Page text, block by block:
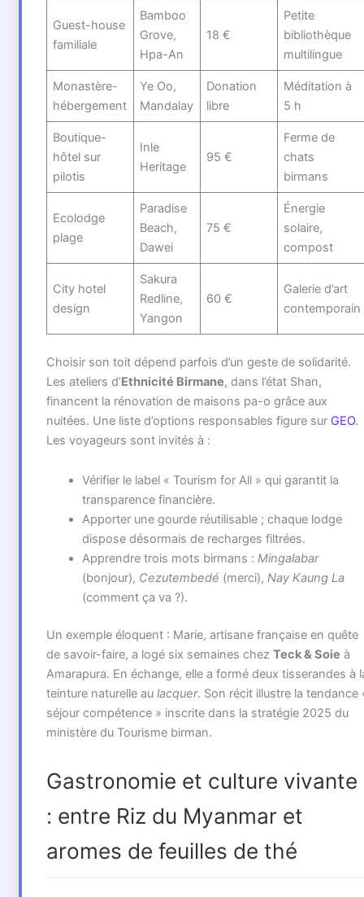
Guest-house
familiale
Bamboo
Grove,
Hpa-An
18 €
Petite
bibliothèque
multilingue
Monastère-
hébergement
Ye Oo,
Mandalay
Donation
libre
Méditation à
5 h
Boutique-
hôtel sur
pilotis
Inle
Heritage
95 €
Ferme de
chats
birmans
Ecolodge
plage
Paradise
Beach,
Dawei
75 €
Énergie
solaire,
compost
City hotel
design
Sakura
Redline,
Yangon
60 €
Galerie d’art
contemporain
Choisir son toit dépend parfois d’un geste de solidarité.
Les ateliers d’Ethnicité Birmane, dans l’état Shan,
financent la rénovation de maisons pa-o grâce aux
nuitées. Une liste d’options responsables figure sur GEO.
Les voyageurs sont invités à :
Vérifier le label « Tourism for All » qui garantit la
transparence financière.
Apporter une gourde réutilisable ; chaque lodge
dispose désormais de recharges filtrées.
Apprendre trois mots birmans : Mingalabar
(bonjour), Cezutembedé (merci), Nay Kaung La
(comment ça va ?).
Un exemple éloquent : Marie, artisane française en quête
de savoir-faire, a logé six semaines chez Teck & Soie à
Amarapura. En échange, elle a formé deux tisserandes à
teinture naturelle au lacquer. Son récit illustre la tendance
séjour compétence » inscrite dans la stratégie 2025 du
ministère du Tourisme birman.
Gastronomie et culture vivante
: entre Riz du Myanmar et
aromes de feuilles de thé